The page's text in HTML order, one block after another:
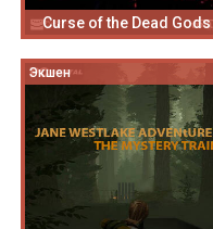
Curse of the Dead Gods
Экшен